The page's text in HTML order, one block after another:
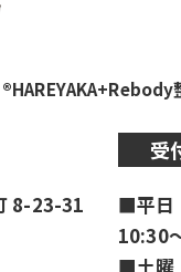
8-23-31
受
■平日
10:30
■土曜